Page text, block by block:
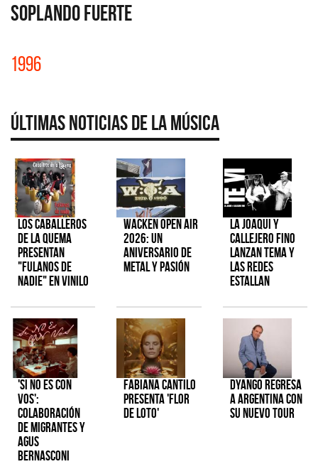
SOPLANDO FUERTE
1996
Últimas Noticias de la Música
Los Caballeros
de la Quema
presentan
"Fulanos de
Nadie" en vinilo
Wacken Open Air
2026: Un
aniversario de
metal y pasión
La Joaqui y
Callejero Fino
lanzan tema y
las redes
estallan
'Si No Es Con
Vos':
colaboración
de Migrantes y
Agus
Bernasconi
Fabiana Cantilo
presenta 'Flor
de Loto'
Dyango regresa
a Argentina con
su nuevo tour